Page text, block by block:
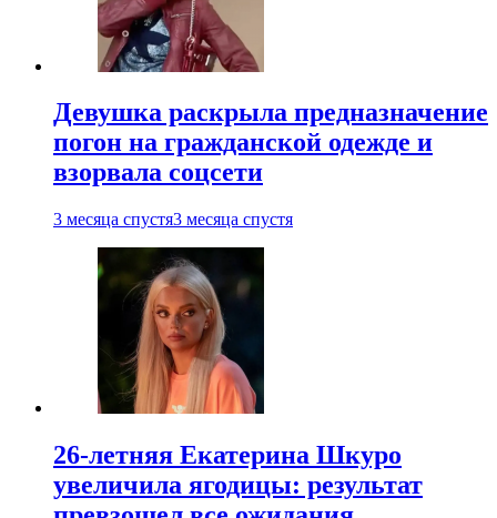
Девушка раскрыла предназначение
погон на гражданской одежде и
взорвала соцсети
3 месяца спустя3 месяца спустя
26-летняя Екатерина Шкуро
увеличила ягодицы: результат